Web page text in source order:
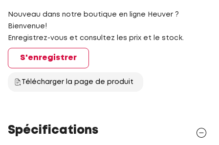
Nouveau dans notre boutique en ligne Heuver ?
Bienvenue!
Enregistrez-vous et consultez les prix et le stock.
S'enregistrer
Télécharger la page de produit
Spécifications